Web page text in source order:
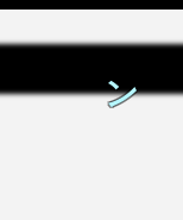
ン